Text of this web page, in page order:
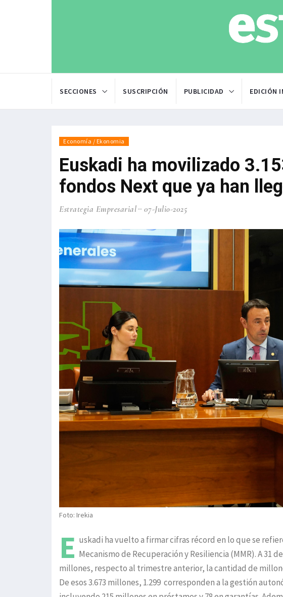
SECCIONES SUSCRIPCIÓN PUBLICIDAD EDICIÓN
Economía / Ekonomia
Euskadi ha movilizado
fondos Next que ya han
Estrategia Empresarial 07-Julio-2025
Foto: Irekia
E uskadi ha vuelto a firmar cifras récord en lo que se
Mecanismo de Recuperación y Resiliencia (MMR). A 31
millones, respecto al trimestre anterior, la cantidad de
De esos 3.673 millones, 1.299 corresponden a la gestión